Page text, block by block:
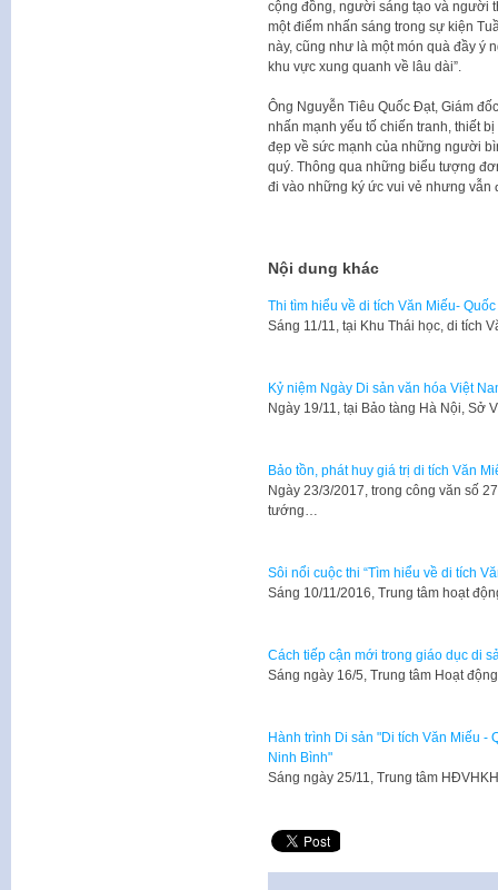
cộng đồng, người sáng tạo và người
một điểm nhấn sáng trong sự kiện
này, cũng như là một món quà đầy ý
khu vực xung quanh về lâu dài”.
Ông Nguyễn Tiêu Quốc Đạt, Giám
nhấn mạnh yếu tố chiến tranh, thiết
đẹp về sức mạnh của những người
quý. Thông qua những biểu tượng
đi vào những ký ức vui vẻ nhưng vẫn
Nội dung khác
Thi tìm hiểu về di tích Văn Miếu-
​Sáng 11/11, tại Khu Thái học, di tích
Kỷ niệm Ngày Di sản văn hóa Việt
​Ngày 19/11, tại Bảo tàng Hà Nội, Sở
Bảo tồn, phát huy giá trị di tích Văn
Ngày 23/3/2017, trong công văn số
tướng…
Sôi nổi cuộc thi “Tìm hiểu về di tích
Sáng 10/11/2016, Trung tâm hoạt
Cách tiếp cận mới trong giáo dục di
Sáng ngày 16/5, Trung tâm Hoạt
Hành trình Di sản "Di tích Văn Miếu -
Ninh Bình"
Sáng ngày 25/11, Trung tâm